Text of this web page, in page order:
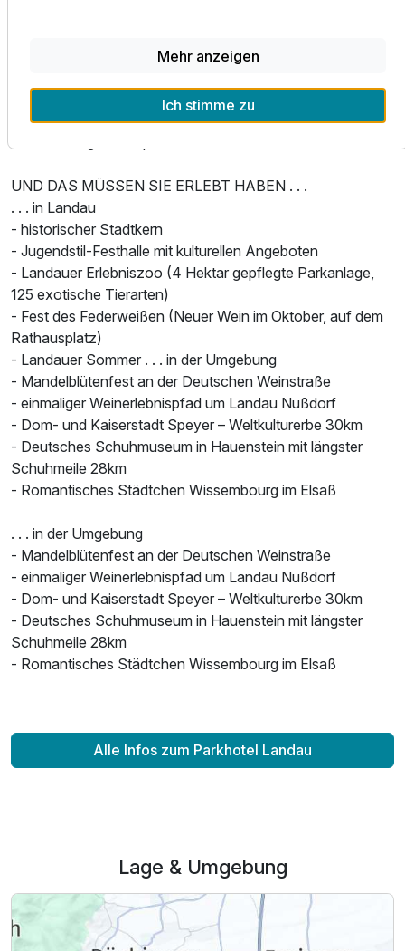
Ruheinseln und ein traditionell thailändische
findest Du Laufband, Crosstrainer und weitere
Fitnessgeräte – ein großer Flat-Screen sorgt für
UND DAS MÜSSEN SIE ERLEBT HABEN . . .
. . . in Landau
- historischer Stadtkern
- Jugendstil-Festhalle mit kulturellen Angeboten
- Landauer Erlebniszoo (4 Hektar gepflegte Parkanlage,
125 exotische Tierarten)
- Fest des Federweißen (Neuer Wein im Oktober, auf dem
Rathausplatz)
- Landauer Sommer . . . in der Umgebung
- Mandelblütenfest an der Deutschen Weinstraße
- einmaliger Weinerlebnispfad um Landau Nußdorf
- Dom- und Kaiserstadt Speyer – Weltkulturerbe 30km
- Deutsches Schuhmuseum in Hauenstein mit längster
Schuhmeile 28km
- Romantisches Städtchen Wissembourg im Elsaß
. . . in der Umgebung
- Mandelblütenfest an der Deutschen Weinstraße
- einmaliger Weinerlebnispfad um Landau Nußdorf
- Dom- und Kaiserstadt Speyer – Weltkulturerbe 30km
- Deutsches Schuhmuseum in Hauenstein mit längster
Schuhmeile 28km
- Romantisches Städtchen Wissembourg im Elsaß
Alle Infos zum Parkhotel Landau
Lage & Umgebung
Mehr anzeigen
Ich stimme zu